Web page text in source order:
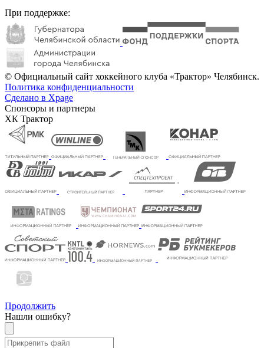
При поддержке:
© Официальный сайт хоккейного клуба «Трактор» Челябинск.
Политика конфиденциальности
Сделано в Xpage
Спонсоры и партнеры
ХК Трактор
Продолжить
Нашли ошибку?